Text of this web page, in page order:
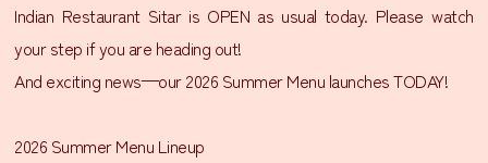
だ
ち
登
Indian Restaurant Sitar is OPEN as usual today. Please watch
your step if you are heading out!
And exciting news—our 2026 Summer Menu launches TODAY!
2026 Summer Menu Lineup